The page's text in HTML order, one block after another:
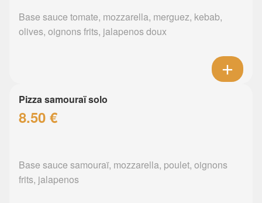
Base sauce tomate, mozzarella, merguez, kebab,
olives, oignons frits, jalapenos doux
Pizza samouraï solo
8.50 €
Base sauce samouraï, mozzarella, poulet, oignons
frits, jalapenos